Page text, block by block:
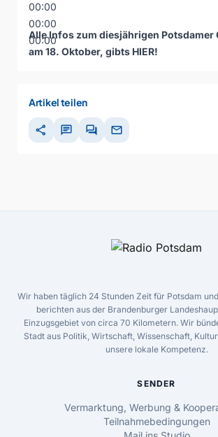
00:00
00:00
00:00
Alle Infos zum diesjährigen Potsdamer
am 18. Oktober, gibts HIER!
Artikel teilen
share chat forum mail
Wir haben täglich 24 Stunden Zeit für Potsdam
berichten aus der Brandenburger
Einzugsgebiet von circa 70 Kilometern. Wir
Stadt aus Politik, Wirtschaft, Wissenschaft,
unsere lokale Kompetenz.
SENDER
Vermarktung, Werbung &
Teilnahmebedingungen